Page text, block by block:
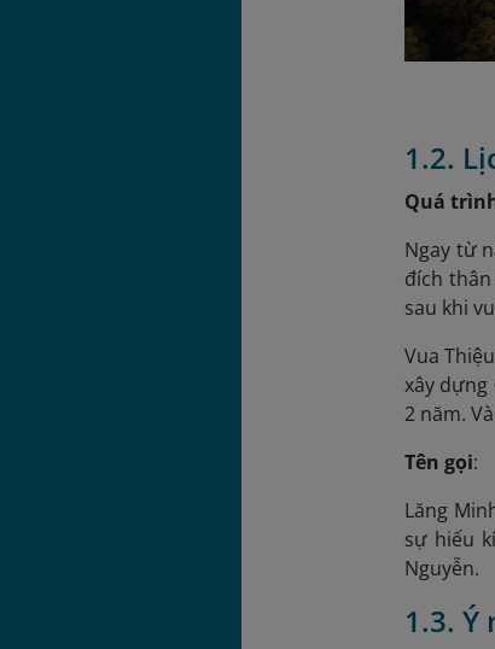
1.2.
Quá
Ngay từ
đích
sau khi
Vua
xây dựng
2 năm.
Tên gọi:
Lăng
sự hiếu
Nguyễn.
1.3. Ý